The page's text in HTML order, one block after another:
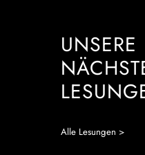
UNSERE
Alle Lesungen >